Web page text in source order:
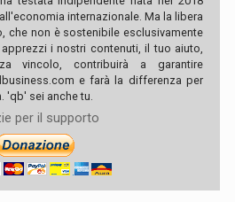
internazionale. Ma la libera
che non è sostenibile esclusivamente
i nostri contenuti, il tuo aiuto,
vincolo, contribuirà a garantire
e farà la differenza per
'qb' sei anche tu.
per il supporto